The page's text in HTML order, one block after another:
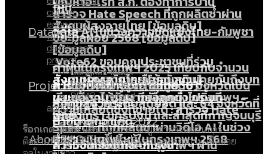
Vote62 ขอบคุณประชาชนที่ร่วม
สังเกตการณ์การเลือกตั้งชวนคุยกันถึงบท
เรียนที่เราได้รับจากเลือกตั้ง กรุงเทพฯ –
พัทยา
ขยะมูลฝอย 2568 [ข้อมูลดิบ]
ขยะของคน กทม. ที่ยังถูกนำไปทิ้งที่
ฉะเชิงเทรา นครปฐม และล่าสุดที่กาญจนบุรี
สำรวจ Hate Speech ที่ถูกผลิตซ้ำผ่าน
วิดีโอ AI ในช่วงความขัดแย้งไทย-กัมพูชา
[ข้อมูลดิบ]
ความเกลียดชังที่ขายได้ : สำรวจ Hate
Speech ที่ถูกผลิตซ้ำผ่านวิดีโอ AI ในช่วง
ความขัดแย้งไทย-กัมพูชา
ไหน
ค่าฝุ่นในกรุงเทพฯ 2025 เทียบกับจำนวน
ควันบุหรี่ที่เข้าปอด [ข้อมูลดิบ]
สำรวจเศรษฐกิจในกรุงเทพฯ ผ่าน
สังคมผู้สูงอายุไทย [ข้อมูลดิบ]
สำรวจสังคมผู้สูงอายุไทย : 6 จังหวัดเป็น
สังคมสูงวัยระดับสุดยอด และ 64 จังหวัดที่
ตายมากกว่าเกิด
Database
สังคมผู้สูงอายุไทย [ข้อมูลดิบ]
สำรวจเหตุไฟไหม้ในกรุงเทพฯ 2568
Project
Bangkok Index
Bangkok Index 2022
DEMO Thailand
About Us
culture
economy
future
database
project
Bangkok Index
Bangkok Index 2022
DEMO Thailand
about us
ร็อกเกต มีเดีย แล็บคือแหล่งข้อมูลสาธารณะในการ
ติดตามประเด็นสังคม ทั้งเชิงปริมาณและคุณภาพ เพื่อต่อย